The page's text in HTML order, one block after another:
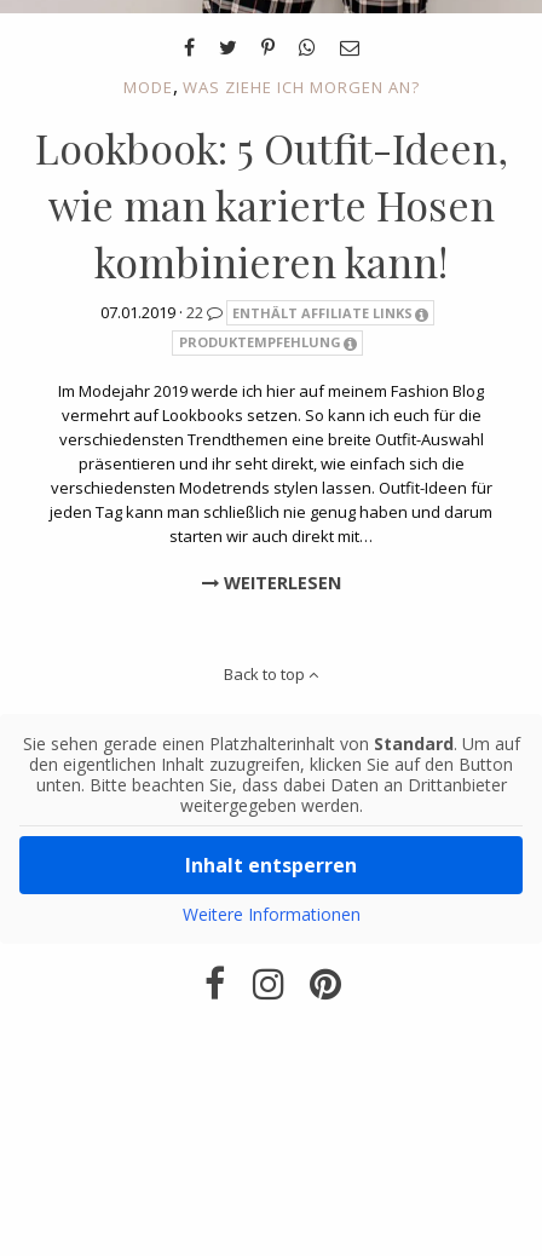
MODE, WAS ZIEHE ICH MORGEN AN?
Lookbook: 5 Outfit-Ideen,
wie man karierte Hosen
kombinieren kann!
07.01.2019 · 22
ENTHÄLT AFFILIATE LINKS
PRODUKTEMPFEHLUNG
Im Modejahr 2019 werde ich hier auf meinem Fashion Blog
vermehrt auf Lookbooks setzen. So kann ich euch für die
verschiedensten Trendthemen eine breite Outfit-Auswahl
präsentieren und ihr seht direkt, wie einfach sich die
verschiedensten Modetrends stylen lassen. Outfit-Ideen für
jeden Tag kann man schließlich nie genug haben und darum
starten wir auch direkt mit…
WEITERLESEN
Back to top
Sie sehen gerade einen Platzhalterinhalt von Standard. Um auf
den eigentlichen Inhalt zuzugreifen, klicken Sie auf den Button
unten. Bitte beachten Sie, dass dabei Daten an Drittanbieter
weitergegeben werden.
Inhalt entsperren
Weitere Informationen